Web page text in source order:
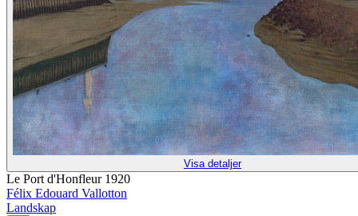
Visa detaljer
Le Port d'Honfleur 1920
Félix Edouard Vallotton
Landskap